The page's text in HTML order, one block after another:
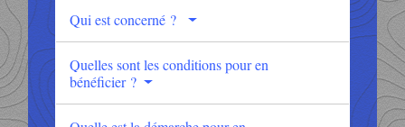
Qui est concerné ?
Quelles sont les conditions pour en
bénéficier ?